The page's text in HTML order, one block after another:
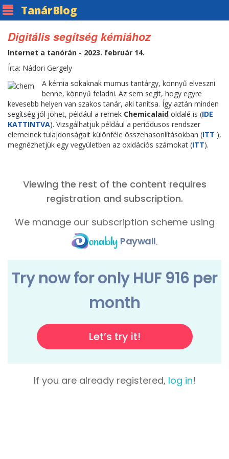
TanárBlog
Digitális segítség kémiához
Internet a tanórán - 2023. február 14.
Írta: Nádori Gergely
A kémia sokaknak mumus tantárgy, könnyű elveszni
benne, könnyű feladni. Az sem segít, hogy egyre
kevesebb helyen van szakos tanár, aki tanítsa. Így aztán minden
segítség jól jöhet, például a remek Chemicalaid oldalé is (IDE
KATTINTVA). Vizsgálhatjuk például a periódusos rendszer
elemeinek tulajdonságait különféle összehasonlításokban (ITT ),
megnézhetjük egy vegyületben az oxidációs számokat (ITT).